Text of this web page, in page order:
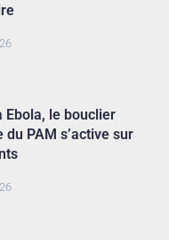
Ebola, le bouclier
du PAM s’active sur